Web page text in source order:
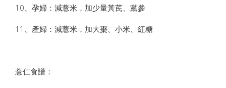
10、孕婦：減薏米，加少量黃芪、黨參
11、產婦：減薏米，加大棗、小米、紅糖
薏仁食譜：